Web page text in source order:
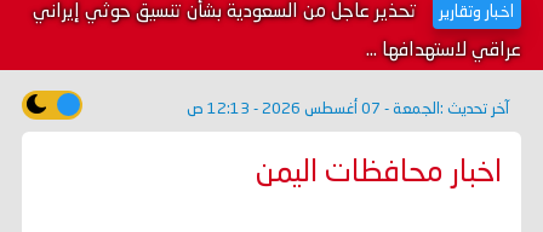
اخبار وتقارير تحذير عاجل من السعودية بشأن تنسيق حوثي إيراني
عراقي لاستهدافها ...
آخر تحديث : الجمعة - 07 أغسطس 2026 - 12:13 ص
اخبار محافظات اليمن